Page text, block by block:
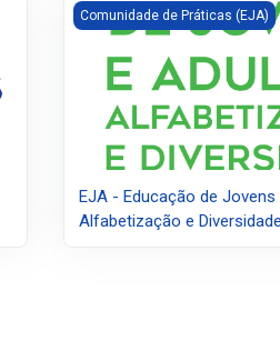
EJA - Educação de Jovens
Comunidade de Práticas (EJA)
EJA - Educação de Jovens
Alfabetização e Diversidade